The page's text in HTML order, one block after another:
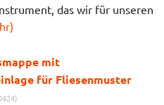
das wir für unseren
mit
für Fliesenmuster